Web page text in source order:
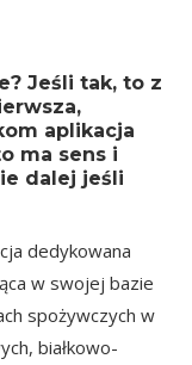
Jeśli tak, to z
aplikacja
ma sens i
dalej jeśli
dedykowana
w swojej bazie
spożywczych w
białkowo-